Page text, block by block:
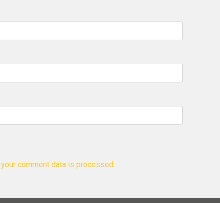
your comment data is processed.